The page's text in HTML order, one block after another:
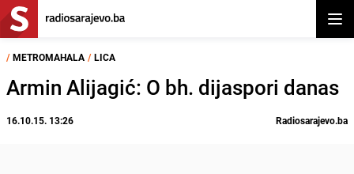
/ METROMAHALA / LICA
Armin Alijagić: O bh. dijaspori danas
16.10.15. 13:26 Radiosarajevo.ba